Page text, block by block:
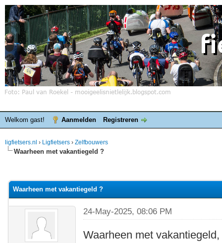
Welkom gast! Aanmelden Registreren
ligfietsers.nl › Ligfietsers › Zelfbouwers
Waarheen met vakantiegeld ?
Waarheen met vakantiegeld ?
24-May-2025, 08:06 PM
Waarheen met